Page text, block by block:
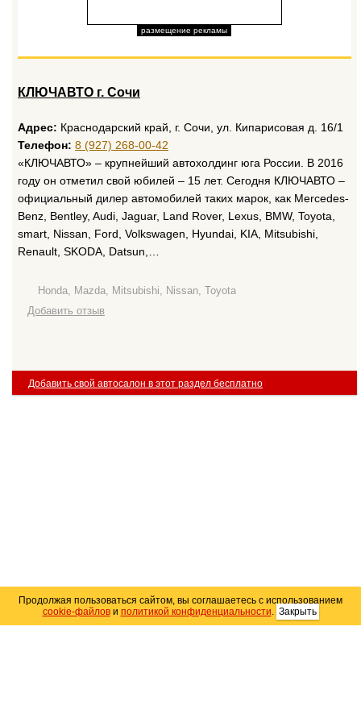
размещение рекламы
КЛЮЧАВТО г. Сочи
Адрес: Краснодарский край, г. Сочи, ул. Кипарисовая д. 16/1
Телефон: 8 (927) 268-00-42
«КЛЮЧАВТО» – крупнейший автохолдинг юга России. В 2016
году он отметил свой юбилей – 15 лет. Сегодня КЛЮЧАВТО –
официальный дилер автомобилей таких марок, как Mercedes-
Benz, Bentley, Audi, Jaguar, Land Rover, Lexus, BMW, Toyota,
smart, Nissan, Ford, Volkswagen, Hyundai, KIA, Mitsubishi,
Renault, SKODA, Datsun,…
Honda, Mazda, Mitsubishi, Nissan, Toyota
Добавить отзыв
Добавить свой автосалон в этот раздел бесплатно
Продолжая пользоваться сайтом, вы соглашаетесь с использованием
cookie-файлови политикой конфиденциальности. Закрыть